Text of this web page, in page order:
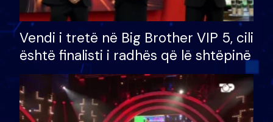
Vendi i tretë në Big Brother VIP 5, cili
është finalisti i radhës që lë shtëpinë